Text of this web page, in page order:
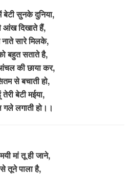
सुनके दुनिया,
आंख दिखाते हैं,
नाते सारे मिलके,
बहुत सताते है,
की छाया कर,
से बचाती हो,
बेटी मईया,
गले लगाती हो।।
मां तू ही जाने,
तूने पाला है,